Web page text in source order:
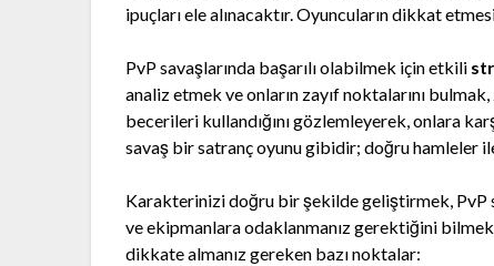
ipuçları ele alınacaktır. Oyuncuların dikkat
PvP savaşlarında başarılı olabilmek için etkili
analiz etmek ve onların zayıf noktalarını
becerileri kullandığını gözlemleyerek, onlara
savaş bir satranç oyunu gibidir; doğru hamleler
Karakterinizi doğru bir şekilde geliştirmek, PvP
ve ekipmanlara odaklanmanız gerektiğini
dikkate almanız gereken bazı noktalar: